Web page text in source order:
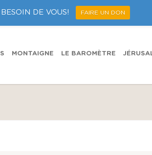
MONTAIGNE LE BAROMÈTRE
DE VOUS! FAIRE UN DON